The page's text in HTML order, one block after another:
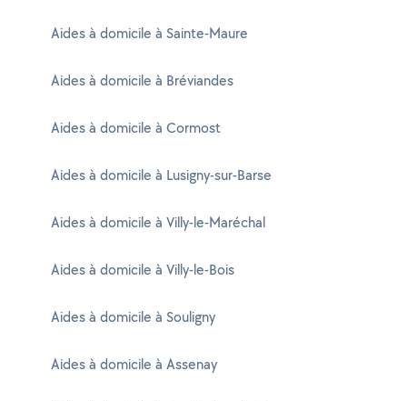
Aides à domicile à Sainte-Maure
Aides à domicile à Bréviandes
Aides à domicile à Cormost
Aides à domicile à Lusigny-sur-Barse
Aides à domicile à Villy-le-Maréchal
Aides à domicile à Villy-le-Bois
Aides à domicile à Souligny
Aides à domicile à Assenay